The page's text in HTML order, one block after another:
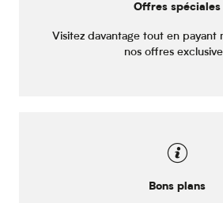
Offres spéciales
Visitez davantage tout en payant
nos offres
Bons plans